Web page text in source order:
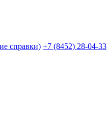
справки) +7 (8452) 28-04-33